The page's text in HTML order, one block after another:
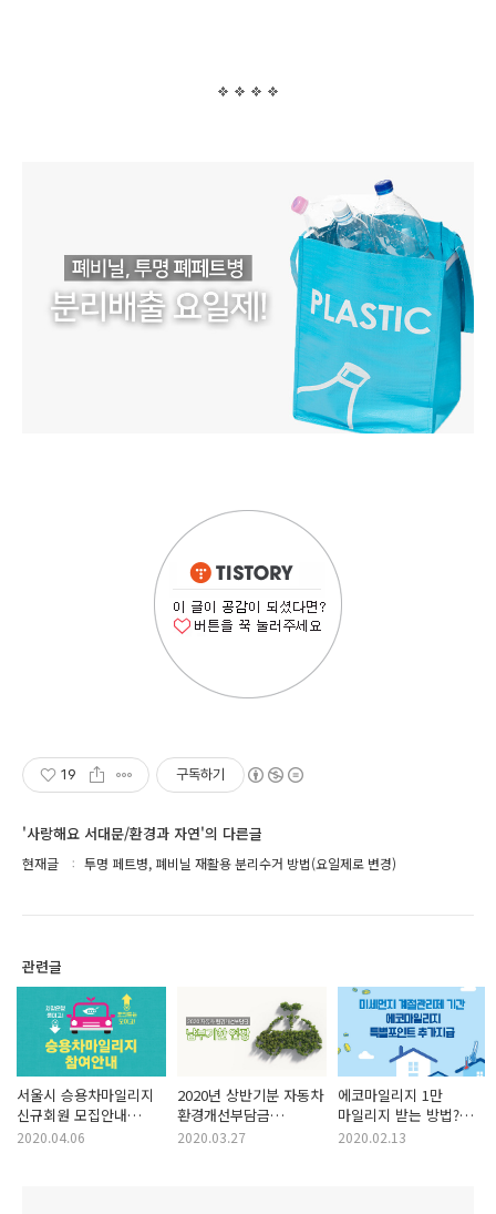
19 구독하기
'사랑해요 서대문/환경과 자연'의 다른글
현재글 투명 페트병, 폐비닐 재활용 분리수거 방법(요일제로 변경)
관련글
서울시 승용차마일리지
신규회원 모집안내
'승용차요일제 폐지'
2020.04.06
2020년 상반기분 자동차
환경개선부담금
납부기한 연장(~6.30.)
2020.03.27
에코마일리지 1만
마일리지 받는 방법?
에코마일리지
2020.02.13